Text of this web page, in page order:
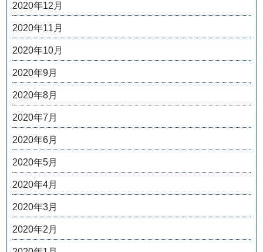
2020年12月
2020年11月
2020年10月
2020年9月
2020年8月
2020年7月
2020年6月
2020年5月
2020年4月
2020年3月
2020年2月